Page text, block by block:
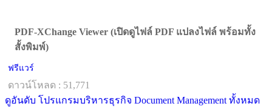
PDF-XChange Viewer (เปิดดูไฟล์ PDF แปลงไฟล์ พร้อมทั้ง
สั้งพิมพ์)
ฟรีแวร์
ดาวน์โหลด : 51,771
ดูอันดับ โปรแกรมบริหารธุรกิจ Document Management ทั้งหมด